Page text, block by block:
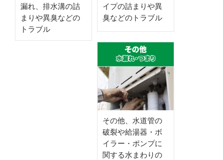
漏れ、排水溝の詰
まりや異臭などの
トラブル
イプの詰まりや異
臭などのトラブル
その他、水道管の
破裂や給湯器・ボ
イラー・ポンプに
関する水まわりの